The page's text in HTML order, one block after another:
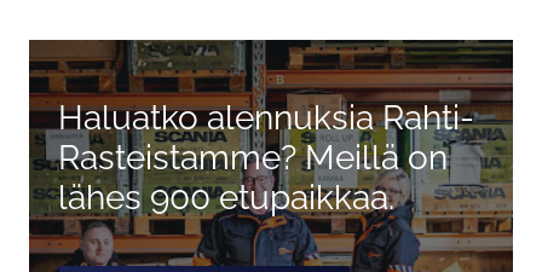
Haluatko alennuksia Rahti-
Rasteistamme? Meillä on
lähes 900 etupaikkaa.